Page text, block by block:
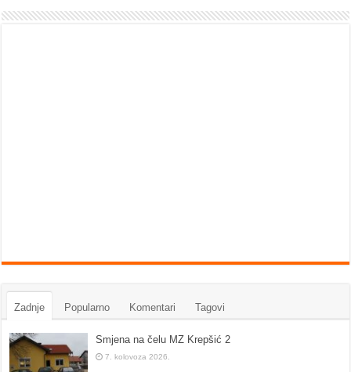
Zadnje Popularno Komentari Tagovi
Smjena na čelu MZ Krepšić 2
7. kolovoza 2026.